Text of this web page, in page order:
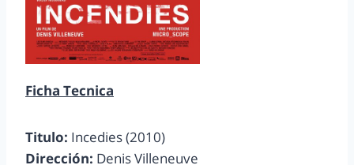
Ficha Tecnica
Titulo: Incedies (2010)
Dirección: Denis Villeneuve